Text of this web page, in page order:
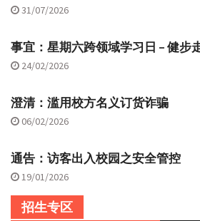
31/07/2026
事宜：星期六跨领域学习日 – 健步
24/02/2026
澄清：滥用校方名义订货诈骗
06/02/2026
通告：访客出入校园之安全管控
19/01/2026
招生专区